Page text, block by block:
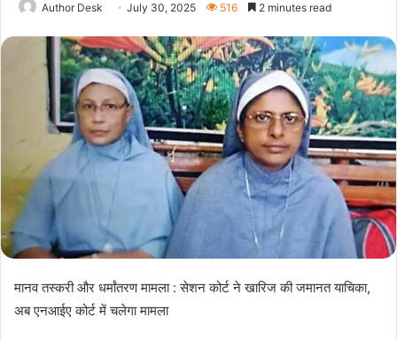
Author Desk July 30, 2025 516 2 minutes read
मानव तस्करी और धर्मांतरण मामला : सेशन कोर्ट ने खारिज की जमानत याचिका,
अब एनआईए कोर्ट में चलेगा मामला